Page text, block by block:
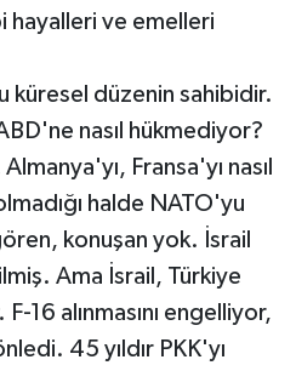
hayalleri ve emelleri
küresel düzenin sahibidir.
nasıl hükmediyor?
Fransa'yı nasıl
halde NATO'yu
konuşan yok. İsrail
Ama İsrail, Türkiye
16 alınmasını engelliyor,
45 yıldır PKK'yı